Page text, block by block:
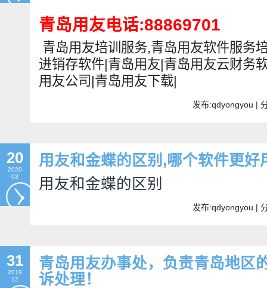
青岛用友电话:88869701
青岛用友培训服务,青岛用友软件服务
进销存软件|青岛用友|青岛用友云财务
用友公司|青岛用友下载|
发布:qdyongyou |
20
2020
03
用友和金蝶的区别,哪个软件更好
用友和金蝶的区别
发布:qdyongyou |
31
2019
12
青岛用友办事处，负责青岛地区
诉处理！